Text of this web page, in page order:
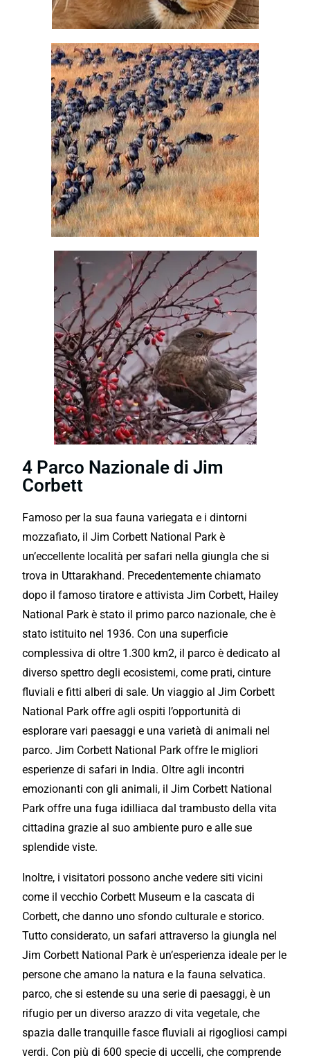
4 Parco Nazionale di Jim
Corbett
Famoso per la sua fauna variegata e i dintorni
mozzafiato, il Jim Corbett National Park è
un’eccellente località per safari nella giungla che si
trova in Uttarakhand. Precedentemente chiamato
dopo il famoso tiratore e attivista Jim Corbett, Hailey
National Park è stato il primo parco nazionale, che è
stato istituito nel 1936. Con una superficie
complessiva di oltre 1.300 km2, il parco è dedicato al
diverso spettro degli ecosistemi, come prati, cinture
fluviali e fitti alberi di sale. Un viaggio al Jim Corbett
National Park offre agli ospiti l’opportunità di
esplorare vari paesaggi e una varietà di animali nel
parco. Jim Corbett National Park offre le migliori
esperienze di safari in India. Oltre agli incontri
emozionanti con gli animali, il Jim Corbett National
Park offre una fuga idilliaca dal trambusto della vita
cittadina grazie al suo ambiente puro e alle sue
splendide viste.
Inoltre, i visitatori possono anche vedere siti vicini
come il vecchio Corbett Museum e la cascata di
Corbett, che danno uno sfondo culturale e storico.
Tutto considerato, un safari attraverso la giungla nel
Jim Corbett National Park è un’esperienza ideale per le
persone che amano la natura e la fauna selvatica.
parco, che si estende su una serie di paesaggi, è un
rifugio per un diverso arazzo di vita vegetale, che
spazia dalle tranquille fasce fluviali ai rigogliosi campi
verdi. Con più di 600 specie di uccelli, che comprende